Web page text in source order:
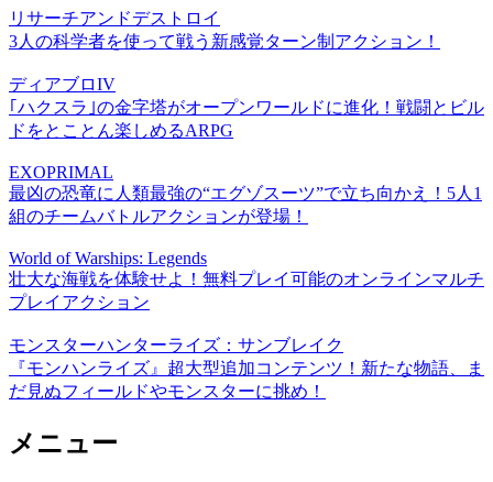
リサーチアンドデストロイ
3人の科学者を使って戦う新感覚ターン制アクション！
ディアブロIV
｢ハクスラ｣の金字塔がオープンワールドに進化！戦闘とビル
ドをとことん楽しめるARPG
EXOPRIMAL
最凶の恐竜に人類最強の“エグゾスーツ”で立ち向かえ！5人1
組のチームバトルアクションが登場！
World of Warships: Legends
壮大な海戦を体験せよ！無料プレイ可能のオンラインマルチ
プレイアクション
モンスターハンターライズ：サンブレイク
『モンハンライズ』超大型追加コンテンツ！新たな物語、ま
だ見ぬフィールドやモンスターに挑め！
メニュー